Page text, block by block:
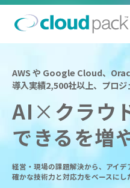
AWS や Google Cloud、
導入実績2,500社以上、プロ
AI × クラウ
できるを増
経営・現場の課題解決から、アイ
確かな技術力と対応力をベースに